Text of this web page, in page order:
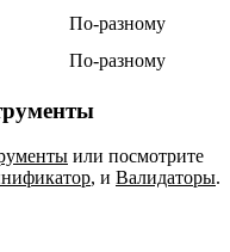
По‑разному
По‑разному
или посмотрите
, и Валидаторы.